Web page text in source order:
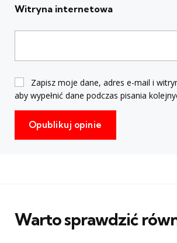
Witryna internetowa
Zapisz moje dane, adres e-mail i
aby wypełnić dane podczas pisania
Warto sprawdzić